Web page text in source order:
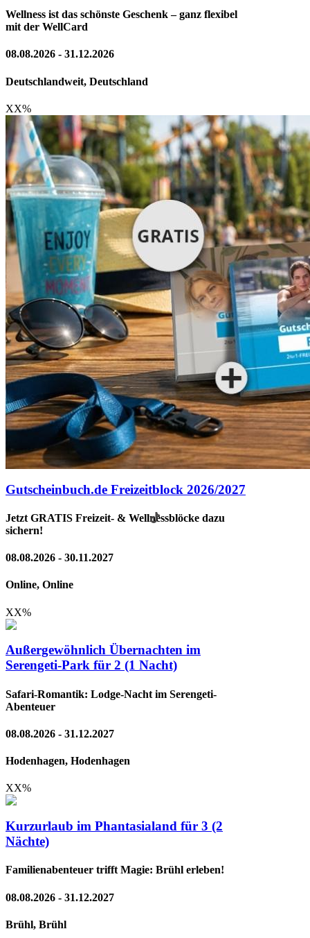
Wellness ist das schönste Geschenk – ganz flexibel
mit der WellCard
08.08.2026 - 31.12.2026
Deutschlandweit, Deutschland
XX%
Gutscheinbuch.de Freizeitblock 2026/2027
Jetzt GRATIS Freizeit- & Wellnessblöcke dazu
sichern!
08.08.2026 - 30.11.2027
Online, Online
XX%
Außergewöhnlich Übernachten im
Serengeti-Park für 2 (1 Nacht)
Safari-Romantik: Lodge-Nacht im Serengeti-
Abenteuer
08.08.2026 - 31.12.2027
Hodenhagen, Hodenhagen
XX%
Kurzurlaub im Phantasialand für 3 (2
Nächte)
Familienabenteuer trifft Magie: Brühl erleben!
08.08.2026 - 31.12.2027
Brühl, Brühl